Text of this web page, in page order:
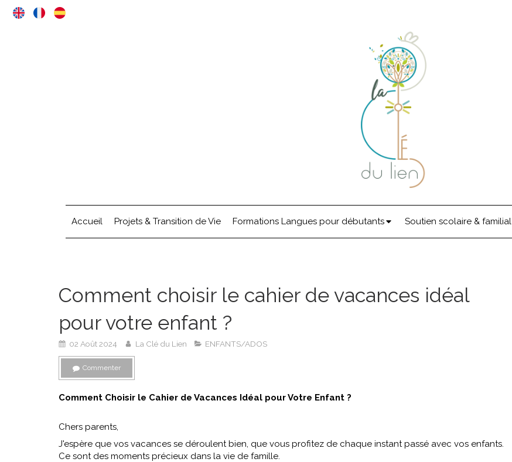
Accueil Projets & Transition de Vie Formations Langues pour débutants Soutien scolaire & familial
Comment choisir le cahier de vacances idéal
pour votre enfant ?
02 Août 2024 La Clé du Lien ENFANTS/ADOS
Commenter
Comment Choisir le Cahier de Vacances Idéal pour Votre Enfant ?
Chers parents,
J'espère que vos vacances se déroulent bien, que vous profitez de chaque instant passé avec vos enfants.
Ce sont des moments précieux dans la vie de famille.